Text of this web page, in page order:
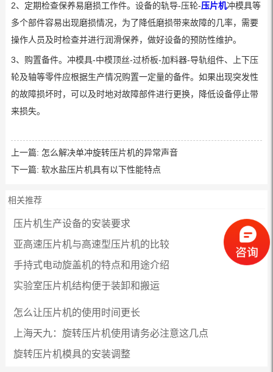
2、定期检查保养易磨损工作件。设备的轨导-压轮-压片机冲模具等
多个部件容易出现磨损情况，为了降低磨损带来故障的几率，需要
操作人员及时检查并进行润滑保养，做好设备的预防性维护。
3、购置备件。冲模具-中模顶丝-过桥板-加料器-导轨组件、上下压
轮及轴等零件应根据生产情况购置一定量的备件。如果出现突发性
的故障损坏时，可以及时地对故障部件进行更换，降低设备停止带
来损失。
上一篇: 怎么解决单冲旋转压片机的异常声音
下一篇: 软水盐压片机具有以下性能特点
相关推荐
压片机生产设备的安装要求
亚高速压片机与高速型压片机的比较
手持式电动旋盖机的特点和用途介绍
实验室压片机结构便于装卸和搬运
怎么让压片机的使用时间更长
上海天九：旋转压片机使用请务必注意这几点
旋转压片机模具的安装调整